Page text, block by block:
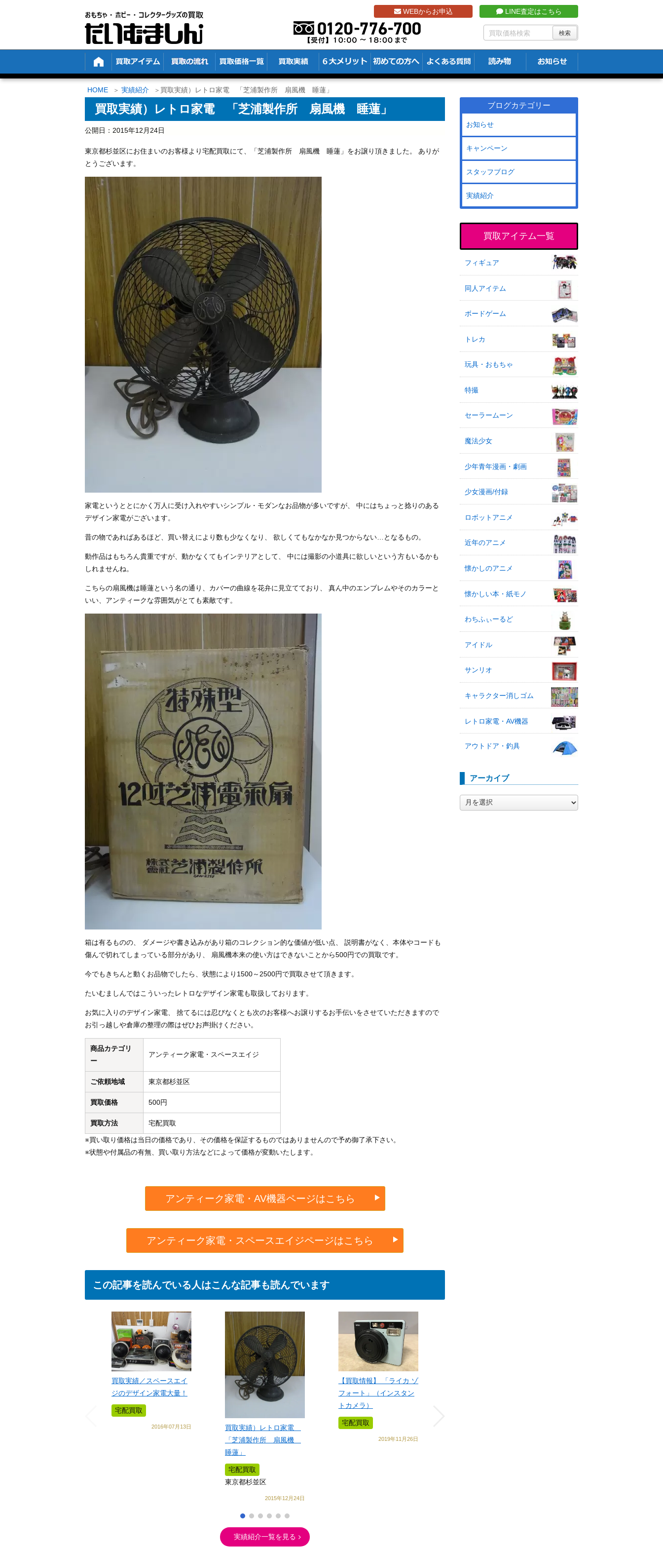
WEBからお申込 LINE査定はこちら
HOME 実績紹介 買取実績）レトロ家電 「芝浦製作所 扇風機 睡蓮」
買取実績）レトロ家電 「芝浦製作所 扇風機 睡蓮」
公開日： 2015年12月24日
東京都杉並区にお住まいのお客様より宅配買取にて、「芝浦製作所 扇風機 睡蓮」をお譲り頂きました。 ありが
とうございます。
家電というととにかく万人に受け入れやすいシンプル・モダンなお品物が多いですが、 中にはちょっと捻りのある
デザイン家電がございます。
昔の物であればあるほど、買い替えにより数も少なくなり、 欲しくてもなかなか見つからない…となるもの。
動作品はもちろん貴重ですが、動かなくてもインテリアとして、 中には撮影の小道具に欲しいという方もいるかも
しれませんね。
こちらの扇風機は睡蓮という名の通り、カバーの曲線を花弁に見立てており、 真ん中のエンブレムやそのカラーと
いい、アンティークな雰囲気がとても素敵です。
箱は有るものの、 ダメージや書き込みがあり箱のコレクション的な価値が低い点、 説明書がなく、本体やコードも
傷んで切れてしまっている部分があり、 扇風機本来の使い方はできないことから500円での買取です。
今でもきちんと動くお品物でしたら、状態により1500～2500円で買取させて頂きます。
たいむましんではこういったレトロなデザイン家電も取扱しております。
お気に入りのデザイン家電、 捨てるには忍びなくとも次のお客様へお譲りするお手伝いをさせていただきますので
お引っ越しや倉庫の整理の際はぜひお声掛けください。
商品カテゴリ
ー
アンティーク家電・スペースエイジ
ご依頼地域 東京都杉並区
買取価格 500円
買取方法 宅配買取
※買い取り価格は当日の価格であり、その価格を保証するものではありませんので予め御了承下さい。
※状態や付属品の有無、買い取り方法などによって価格が変動いたします。
アンティーク家電・AV機器ページはこちら
アンティーク家電・スペースエイジページはこちら
この記事を読んでいる人はこんな記事も読んでいます
買取実績／スペースエイ
ジのデザイン家電大量！
宅配買取
2016年07月13日
買取実績）レトロ家電
「芝浦製作所 扇風機
睡蓮」
宅配買取
東京都杉並区
2015年12月24日
【買取情報】 「ライカ ゾ
フォート」（インスタン
トカメラ）
宅配買取
2019年11月26日
実績紹介一覧を見る
ブログカテゴリー
お知らせ
キャンペーン
スタッフブログ
実績紹介
買取アイテム一覧
フィギュア
同人アイテム
ボードゲーム
トレカ
玩具・おもちゃ
特撮
セーラームーン
魔法少女
少年青年漫画・劇画
少女漫画/付録
ロボットアニメ
近年のアニメ
懐かしのアニメ
懐かしい本・紙モノ
わちふぃーるど
アイドル
サンリオ
キャラクター消しゴム
レトロ家電・AV機器
アウトドア・釣具
アーカイブ
ー